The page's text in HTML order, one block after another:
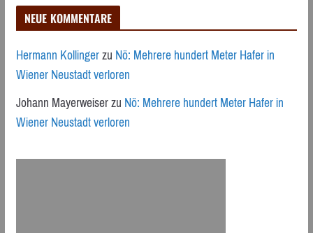
NEUE KOMMENTARE
Hermann KollingerzuNö: Mehrere hundert Meter Hafer in
Wiener Neustadt verloren
Johann MayerweiserzuNö: Mehrere hundert Meter Hafer in
Wiener Neustadt verloren